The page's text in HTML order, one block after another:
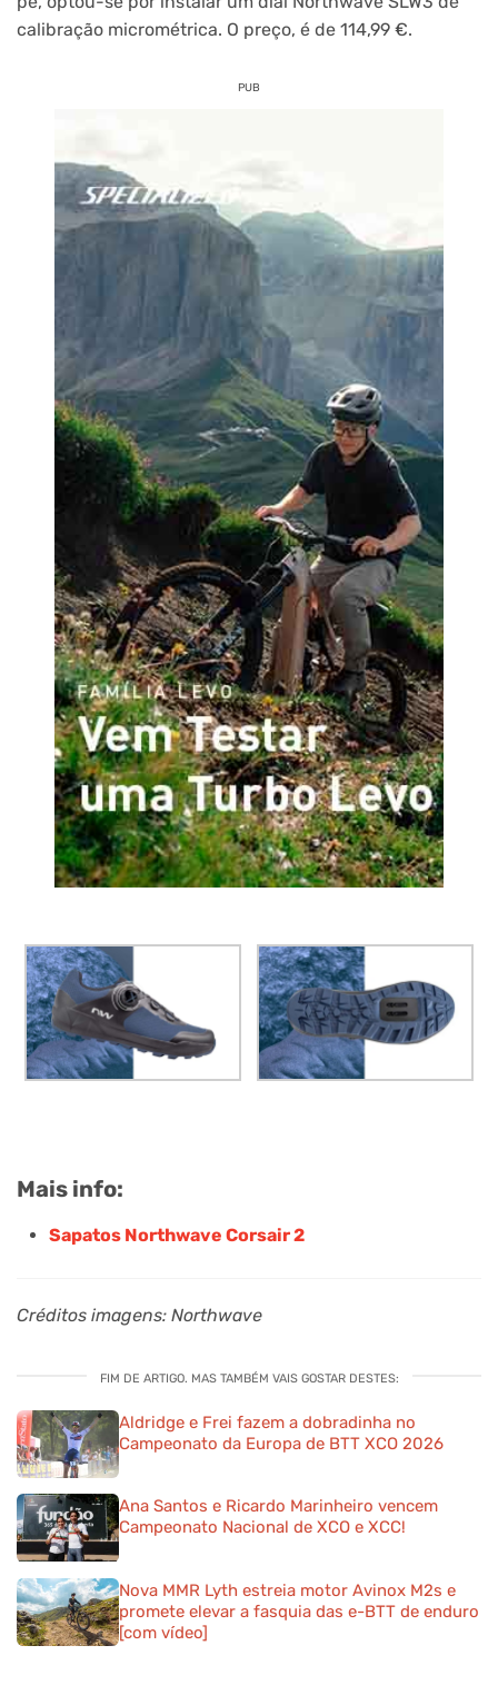
calibração micrométrica. O preço, é de 114,99 €.
PUB
Mais info:
Sapatos Northwave Corsair 2
Créditos imagens: Northwave
FIM DE ARTIGO. MAS TAMBÉM VAIS GOSTAR DESTES:
Aldridge e Frei fazem a dobradinha no
Campeonato da Europa de BTT XCO 2026
Ana Santos e Ricardo Marinheiro vencem
Campeonato Nacional de XCO e XCC!
Nova MMR Lyth estreia motor Avinox M2s e
promete elevar a fasquia das e-BTT de enduro
[com vídeo]